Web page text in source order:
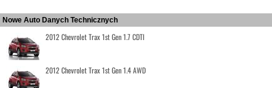
Nowe Auto Danych Technicznych
2012 Chevrolet Trax 1st Gen 1.7 CDTI
2012 Chevrolet Trax 1st Gen 1.4 AWD